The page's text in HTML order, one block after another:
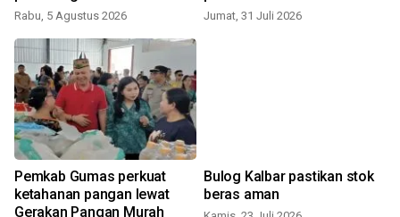
Rabu, 5 Agustus 2026 Jumat, 31 Juli 2026
Pemkab Gumas perkuat
ketahanan pangan lewat
Gerakan Pangan Murah
Bulog Kalbar pastikan stok
beras aman